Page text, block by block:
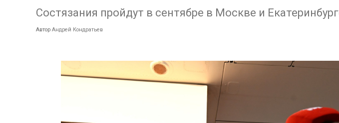
Состязания пройдут в сентябре в Москве и
Автор Андрей Кондратьев